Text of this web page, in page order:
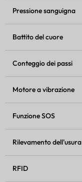
Pressione sanguigna
Battito del cuore
Conteggio dei passi
Motore a vibrazione
Funzione SOS
Rilevamento dell'usura
RFID